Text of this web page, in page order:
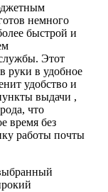
немного
быстрой и
Этот
руки в удобное
удобство и
выдачи ,
что
время без
работы почты